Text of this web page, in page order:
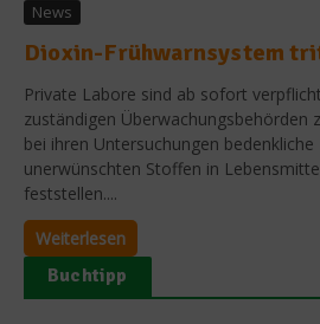
News
Dioxin-Frühwarnsystem
Private Labore sind ab sofort
zuständigen Überwachungsbehörden
bei ihren Untersuchungen
unerwünschten Stoffen in
feststellen....
Weiterlesen
Buchtipp